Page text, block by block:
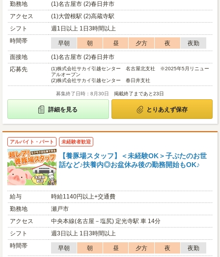
勤務地
(1)名古屋市 (2)春日井市
アクセス
(1)大曽根駅 (2)高蔵寺駅
シフト
週1日以上 1日3時間以上
時間帯
早朝 朝 昼 夕方 夜
夜勤
面接地
(1)名古屋市 (2)春日井市
応募先
(1)株式会社サカイ引越センター 名古屋北支社 ※2025年5月リニュー
アルオープン
(2)株式会社サカイ引越センター 春日井支社
募集終了日時：8月30日 掲載終了まであと23日
詳細を見る とりあえず保存
アルバイト・パート 未経験者歓迎
【養豚場スタッフ】＜未経験OK＞子ぶたのお世
話など♪扶養内◎お盆休み後の勤務開始もOK♪
給与
時給1140円以上+交通費
勤務地
瀬戸市
アクセス
中央本線(名古屋－塩尻) 定光寺駅 車 14分
シフト
週3日以上 1日3時間以上
時間帯
早朝 朝 昼 夕方 夜
夜勤